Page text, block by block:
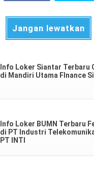
Jangan lewatkan
Info Loker Siantar Terbaru
di Mandiri Utama FInance
Info Loker BUMN Terbaru
di PT Industri
PT INTI